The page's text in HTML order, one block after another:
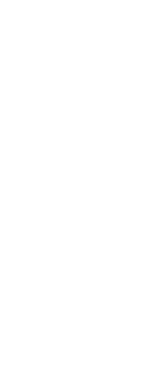
ninguna
ser excluida
de uso
de algunas
genera costos
Todo el
se
y están
de los
socios